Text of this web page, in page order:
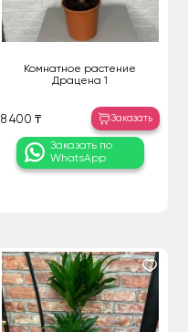
Комнатное растение
Драцена 1
8 400 ₸ Заказать
Заказать по
WhatsApp